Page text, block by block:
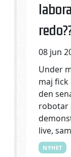
08 jun
Under
maj
den
robotar
live,
NYHET